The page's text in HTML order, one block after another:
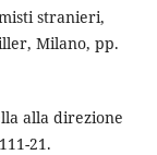
stranieri,
Milano, pp.
alla direzione
21.